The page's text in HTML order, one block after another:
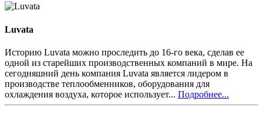
Luvata
Историю Luvata можно проследить до 16-го века, сделав ее
одной из старейших производственных компаний в мире. На
сегодняшний день компания Luvata является лидером в
производстве теплообменников, оборудования для
охлаждения воздуха, которое использует... Подробнее...